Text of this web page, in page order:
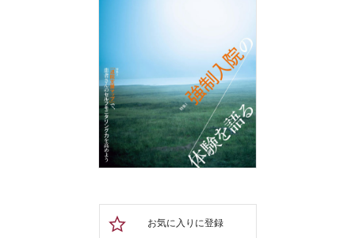
お気に入りに登録